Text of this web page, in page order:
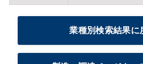
業種別検索結果に